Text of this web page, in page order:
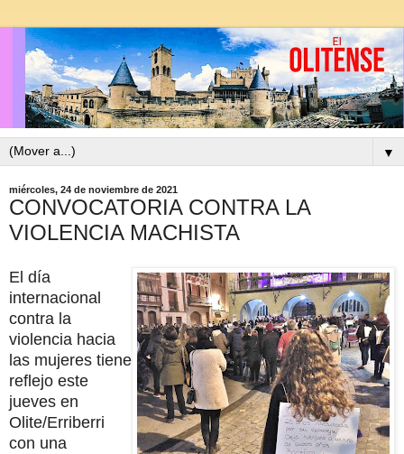
▼
miércoles, 24 de noviembre de 2021
CONVOCATORIA CONTRA LA
VIOLENCIA MACHISTA
El día
internacional
contra la
violencia hacia
las mujeres tiene
reflejo este
jueves en
Olite/Erriberri
con una